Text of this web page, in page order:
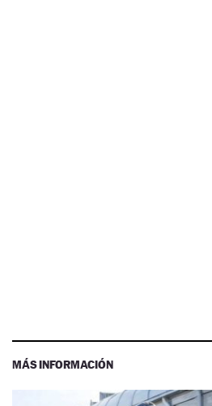
MÁS INFORMACIÓN